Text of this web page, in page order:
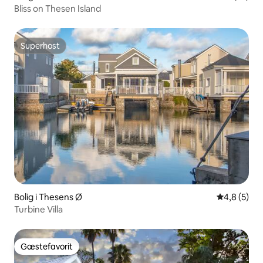
Bliss on Thesen Island
Superhost
Superhost
Bolig i Thesens Ø 4,8 ud af 5
4,8 (5)
Turbine Villa
Gæstefavorit
Gæstefavorit